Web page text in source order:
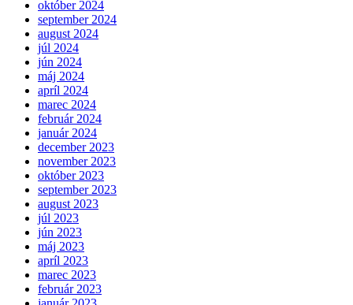
október 2024
september 2024
august 2024
júl 2024
jún 2024
máj 2024
apríl 2024
marec 2024
február 2024
január 2024
december 2023
november 2023
október 2023
september 2023
august 2023
júl 2023
jún 2023
máj 2023
apríl 2023
marec 2023
február 2023